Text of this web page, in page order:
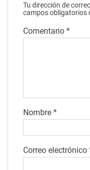
Tu dirección de
campos obligatorios
Comentario *
Nombre *
Correo electrónico